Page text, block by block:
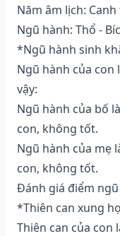
Năm âm lịch: Canh
Ngũ hành: Thổ -
*Ngũ hành sinh
Ngũ hành của con
vậy:
Ngũ hành của bố
con, không tốt.
Ngũ hành của mẹ
con, không tốt.
Đánh giá điểm
*Thiên can xung
Thiên can của con